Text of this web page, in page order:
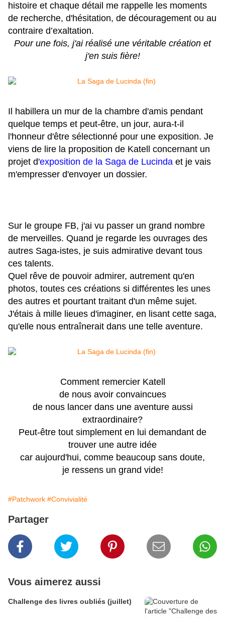
histoire et chaque détail me rappelle les moments
de recherche, d'hésitation, de découragement ou au
contraire d’exaltation.
Pour une fois, j'ai réalisé une véritable création et
j'en suis fière!
Il habillera un mur de la chambre d'amis pendant
quelque temps et peut-être, un jour, aura-t-il
l'honneur d'être sélectionné pour une exposition. Je
viens de lire la proposition de Katell concernant un
projet d'exposition de la Saga de Lucinda et je vais
m'empresser d'envoyer un dossier.
Sur le groupe FB, j'ai vu passer un grand nombre
de merveilles. Quand je regarde les ouvrages des
autres Saga-istes, je suis admirative devant tous
ces talents.
Quel rêve de pouvoir admirer, autrement qu'en
photos, toutes ces créations si différentes les unes
des autres et pourtant traitant d'un même sujet.
J'étais à mille lieues d'imaginer, en lisant cette saga,
qu'elle nous entraînerait dans une telle aventure.
Comment remercier Katell
de nous avoir convaincues
de nous lancer dans une aventure aussi
extraordinaire?
Peut-être tout simplement en lui demandant de
trouver une autre idée
car aujourd'hui, comme beaucoup sans doute,
je ressens un grand vide!
#Patchwork #Convivialité
Partager
Vous aimerez aussi
Challenge des livres oubliés (juillet)